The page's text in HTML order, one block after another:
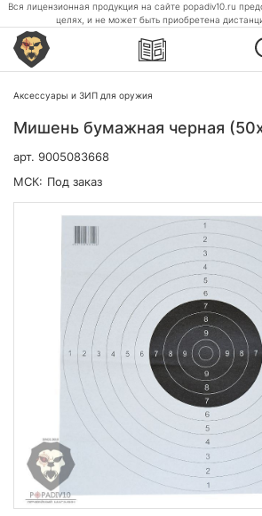
Вся лицензионная продукция на сайте popadiv10.ru
целях, и не может быть приобретена
Аксессуары и ЗИП для оружия
Мишень бумажная черная
арт. 9005083668
МСК: Под заказ